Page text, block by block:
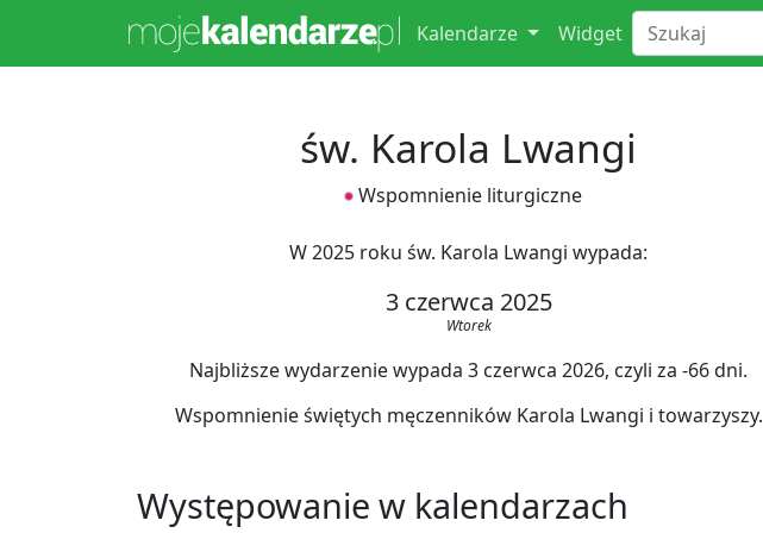
Kalendarze Widget
św. Karola Lwangi
Wspomnienie liturgiczne
W 2025 roku św. Karola Lwangi wypada:
3 czerwca 2025
Wtorek
Najbliższe wydarzenie wypada 3 czerwca 2026, czyli za -66 dni.
Wspomnienie świętych męczenników Karola Lwangi i towarzyszy.
Występowanie w kalendarzach